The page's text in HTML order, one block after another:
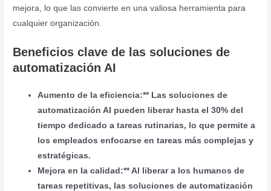
mejora, lo que las convierte en una valiosa herramienta para
cualquier organización.
Beneficios clave de las soluciones de
automatización AI
Aumento de la eficiencia:** Las soluciones de
automatización AI pueden liberar hasta el 30% del
tiempo dedicado a tareas rutinarias, lo que permite a
los empleados enfocarse en tareas más complejas y
estratégicas.
Mejora en la calidad:** Al liberar a los humanos de
tareas repetitivas, las soluciones de automatización